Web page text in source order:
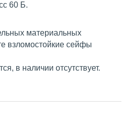
60 Б.
материальных
взломостойкие сейфы
в наличии отсутствует.